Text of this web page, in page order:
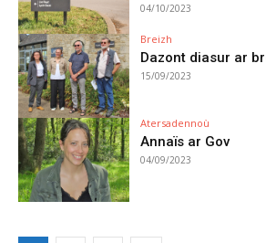
04/10/2023
Breizh
Dazont diasur ar
15/09/2023
Atersadennoù
Annaïs ar Gov
04/09/2023